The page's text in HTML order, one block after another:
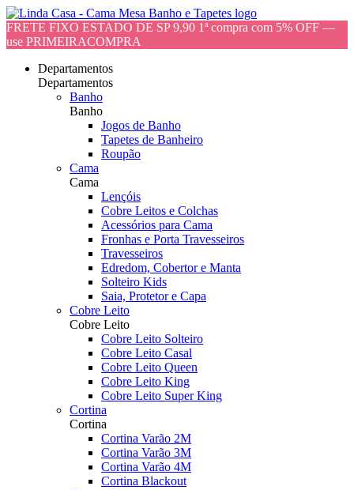
FRETE FIXO ESTADO DE SP 9,90 1ª compra com 5% OFF —
use PRIMEIRACOMPRA
Departamentos
Departamentos
Banho
Banho
Jogos de Banho
Tapetes de Banheiro
Roupão
Cama
Cama
Lençóis
Cobre Leitos e Colchas
Acessórios para Cama
Fronhas e Porta Travesseiros
Travesseiros
Edredom, Cobertor e Manta
Solteiro Kids
Saia, Protetor e Capa
Cobre Leito
Cobre Leito
Cobre Leito Solteiro
Cobre Leito Casal
Cobre Leito Queen
Cobre Leito King
Cobre Leito Super King
Cortina
Cortina
Cortina Varão 2M
Cortina Varão 3M
Cortina Varão 4M
Cortina Blackout